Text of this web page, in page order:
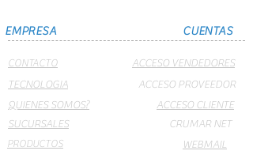
EMPRESA CUENTAS
CONTACTO
ACCESO VENDEDORES
TECNOLOGIA
QUIENES SOMOS?
SUCURSALES
PRODUCTOS
ACCESO PROVEEDOR
ACCESO CLIENTE
CRUMAR NET
WEBMAIL